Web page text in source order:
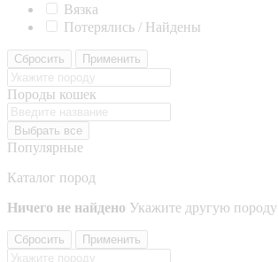
Вязка
Потерялись / Найдены
Сбросить Применить
Породы кошек
Выбрать все
Популярные
Каталог пород
Ничего не найдено Укажите другую породу
Сбросить Применить